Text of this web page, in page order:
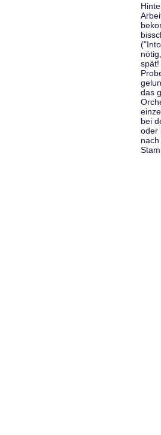
spät!
das
bei
oder